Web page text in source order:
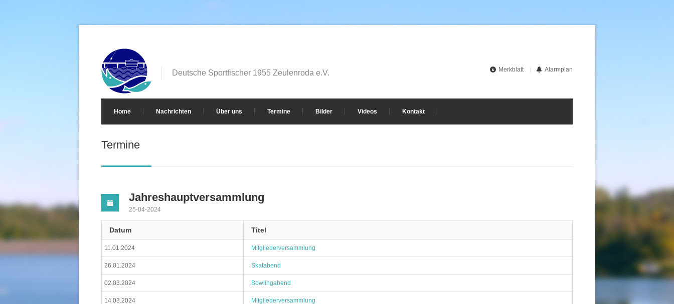
Deutsche Sportfischer 1955 Zeulenroda e.V. Merkblatt Alarmplan
Home Nachrichten Über uns Termine Bilder Videos Kontakt
Termine
Jahreshauptversammlung
25-04-2024
Datum Titel
11.01.2024 Mitgliederversammlung
26.01.2024 Skatabend
02.03.2024 Bowlingabend
14.03.2024 Mitgliederversammlung